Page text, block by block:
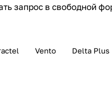
запрос в свободной
Vento Delta Plus